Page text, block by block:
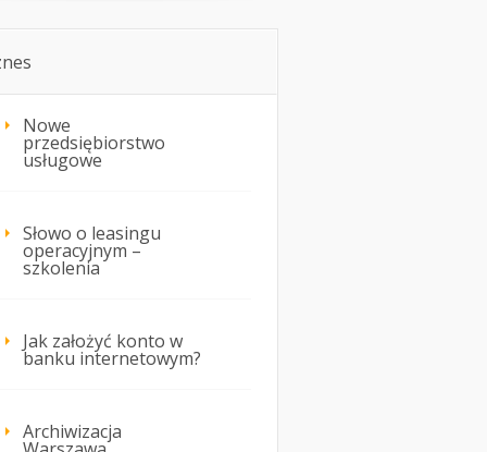
Nowe
przedsiębiorstwo
usługowe
Słowo o leasingu
operacyjnym –
szkolenia
Jak założyć konto w
banku internetowym?
Archiwizacja